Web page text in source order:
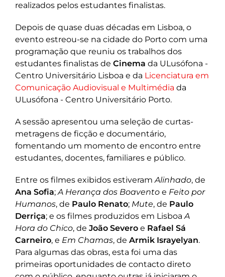
realizados pelos estudantes finalistas.
Depois de quase duas décadas em Lisboa, o
evento estreou-se na cidade do Porto com uma
programação que reuniu os trabalhos dos
estudantes finalistas de Cinema da ULusófona -
Centro Universitário Lisboa e da Licenciatura em
Comunicação Audiovisual e Multimédia da
ULusófona - Centro Universitário Porto.
A sessão apresentou uma seleção de curtas-
metragens de ficção e documentário,
fomentando um momento de encontro entre
estudantes, docentes, familiares e público.
Entre os filmes exibidos estiveramAlinhado, de
Ana Sofia;A Herança dos Boavento e Feito por
Humanos, de Paulo Renato; Mute, de Paulo
Derriça; e os filmes produzidos em LisboaA
Hora do Chico, de João Severo e Rafael Sá
Carneiro, e Em Chamas, de Armik Israyelyan.
Para algumas das obras, esta foi uma das
primeiras oportunidades de contacto direto